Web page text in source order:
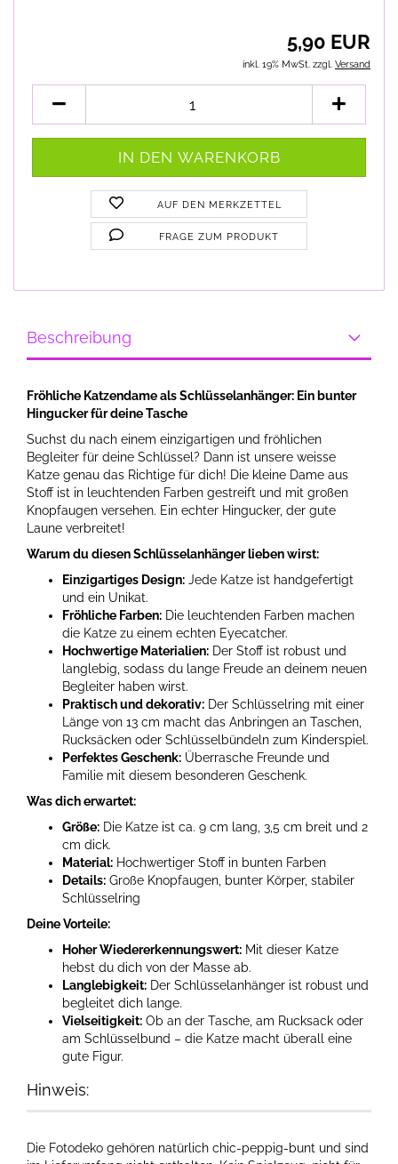
5,90 EUR
inkl. 19% MwSt. zzgl. Versand
AUF DEN MERKZETTEL
FRAGE ZUM PRODUKT
Beschreibung
Fröhliche Katzendame als Schlüsselanhänger: Ein bunter
Hingucker für deine Tasche
Suchst du nach einem einzigartigen und fröhlichen
Begleiter für deine Schlüssel? Dann ist unsere weisse
Katze genau das Richtige für dich! Die kleine Dame aus
Stoff ist in leuchtenden Farben gestreift und mit großen
Knopfaugen versehen. Ein echter Hingucker, der gute
Laune verbreitet!
Warum du diesen Schlüsselanhänger lieben wirst:
Einzigartiges Design: Jede Katze ist handgefertigt
und ein Unikat.
Fröhliche Farben: Die leuchtenden Farben machen
die Katze zu einem echten Eyecatcher.
Hochwertige Materialien: Der Stoff ist robust und
langlebig, sodass du lange Freude an deinem neuen
Begleiter haben wirst.
Praktisch und dekorativ: Der Schlüsselring mit einer
Länge von 13 cm macht das Anbringen an Taschen,
Rucksäcken oder Schlüsselbündeln zum Kinderspiel.
Perfektes Geschenk: Überrasche Freunde und
Familie mit diesem besonderen Geschenk.
Was dich erwartet:
Größe: Die Katze ist ca. 9 cm lang, 3,5 cm breit und 2
cm dick.
Material: Hochwertiger Stoff in bunten Farben
Details: Große Knopfaugen, bunter Körper, stabiler
Schlüsselring
Deine Vorteile:
Hoher Wiedererkennungswert: Mit dieser Katze
hebst du dich von der Masse ab.
Langlebigkeit: Der Schlüsselanhänger ist robust und
begleitet dich lange.
Vielseitigkeit: Ob an der Tasche, am Rucksack oder
am Schlüsselbund – die Katze macht überall eine
gute Figur.
Hinweis:
Die Fotodeko gehören natürlich chic-peppig-bunt und sind